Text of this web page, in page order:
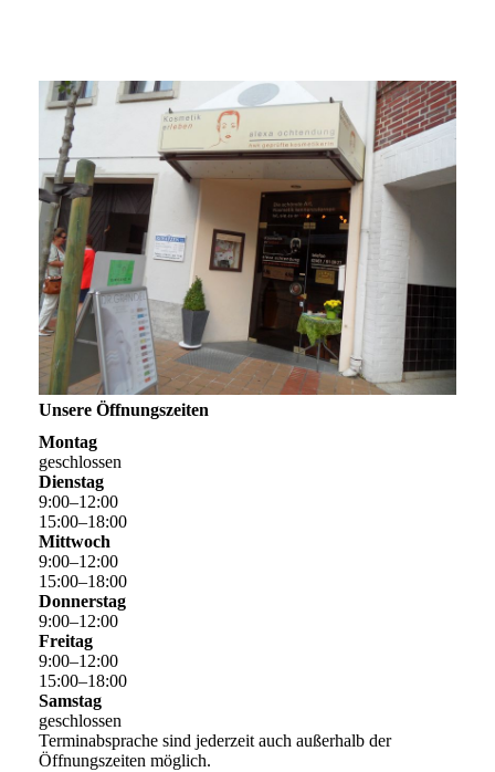
Unsere Öffnungszeiten
Montag
geschlossen
Dienstag
9:00–12:00
15:00–18:00
Mittwoch
9:00–12:00
15:00–18:00
Donnerstag
9:00–12:00
Freitag
9:00–12:00
15:00–18:00
Samstag
geschlossen
Terminabsprache sind jederzeit auch außerhalb der
Öffnungszeiten möglich.